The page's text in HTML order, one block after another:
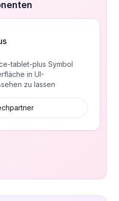
tablet-plus Symbol
in UI-
zu lassen